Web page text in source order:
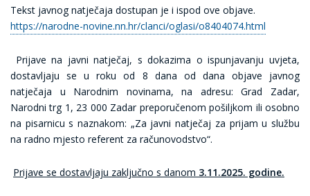
Tekst javnog natječaja dostupan je i ispod ove objave.
https://narodne-novine.nn.hr/clanci/oglasi/o8404074.html
Prijave na javni natječaj, s dokazima o ispunjavanju uvjeta,
dostavljaju se u roku od 8 dana od dana objave javnog
natječaja u Narodnim novinama, na adresu: Grad Zadar,
Narodni trg 1, 23 000 Zadar preporučenom pošiljkom ili osobno
na pisarnicu s naznakom: „Za javni natječaj za prijam u službu
na radno mjesto referent za računovodstvo“.
Prijave se dostavljaju zaključno s danom 3.11.2025. godine.